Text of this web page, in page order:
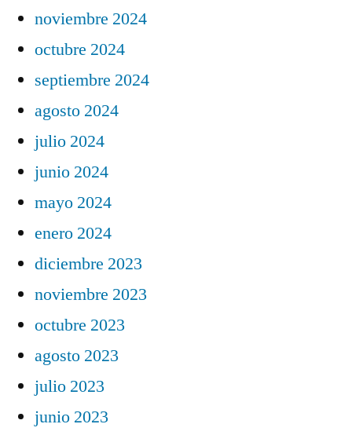
noviembre 2024
octubre 2024
septiembre 2024
agosto 2024
julio 2024
junio 2024
mayo 2024
enero 2024
diciembre 2023
noviembre 2023
octubre 2023
agosto 2023
julio 2023
junio 2023